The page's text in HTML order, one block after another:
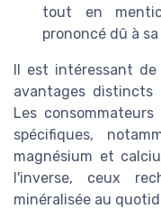
tout en
prononcé dû à
Il est intéressant
avantages
Les
spécifiques,
magnésium et
l'inverse, ceux
minéralisée au